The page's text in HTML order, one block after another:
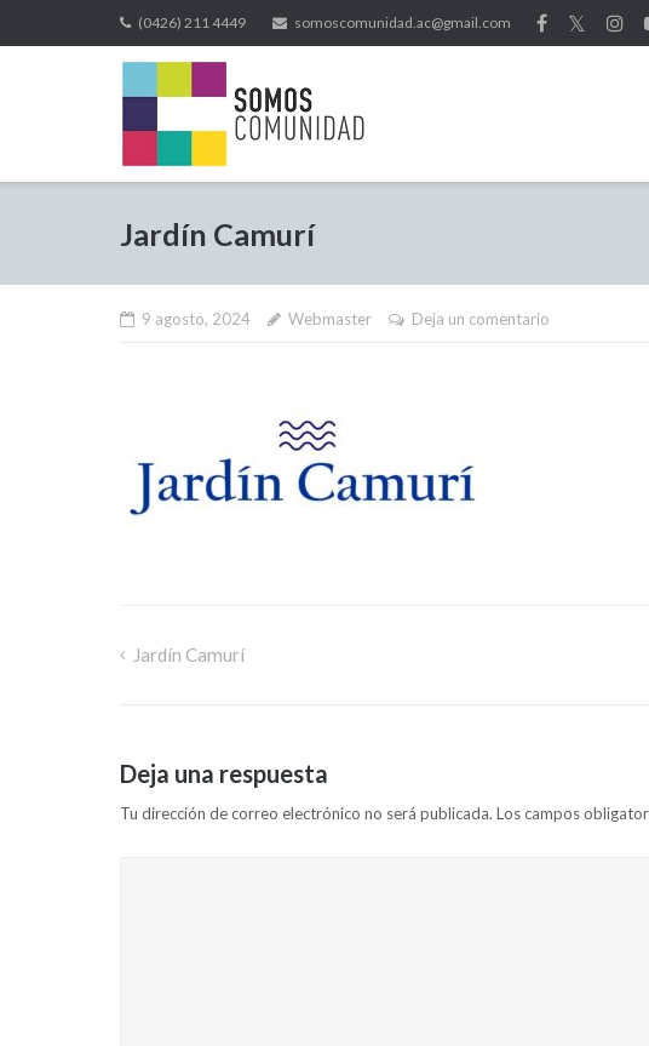
(0426) 211 4449 somoscomunidad.ac@gmail.com 𝕏
Jardín Camurí
9 agosto, 2024 Webmaster Deja un comentario
Jardín Camurí
Deja una respuesta
Tu dirección de correo electrónico no será publicada. Los campos